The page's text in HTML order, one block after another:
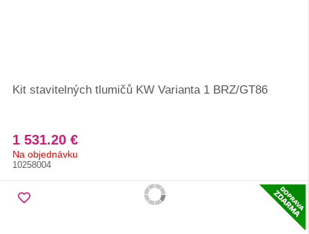
Kit stavitelných tlumičů KW Varianta 1 BRZ/GT86
1 531.20 €
Na objednávku
10258004